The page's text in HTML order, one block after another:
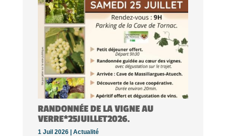
RANDONNÉE DE LA VIGNE AU
VERRE*25JUILLET2026.
1 Juil 2026 | Actualité